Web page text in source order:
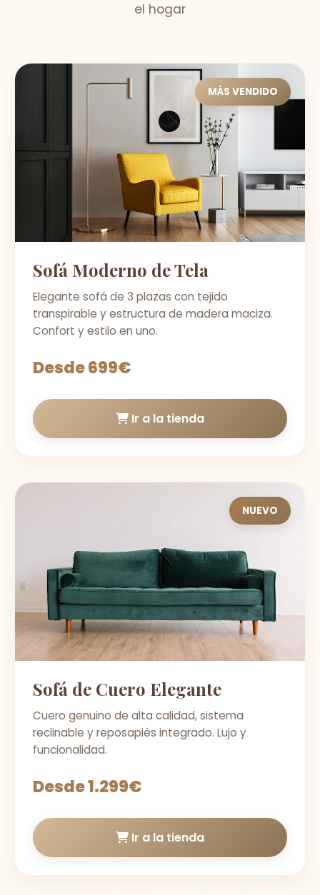
el hogar
MÁS VENDIDO
Sofá Moderno de Tela
Elegante sofá de 3 plazas con tejido
transpirable y estructura de madera maciza.
Confort y estilo en uno.
Desde 699€
Ir a la tienda
NUEVO
Sofá de Cuero Elegante
Cuero genuino de alta calidad, sistema
reclinable y reposapiés integrado. Lujo y
funcionalidad.
Desde 1.299€
Ir a la tienda